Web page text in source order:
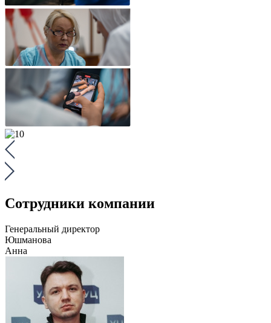
Сотрудники компании
Генеральный директор
Юшманова
Анна